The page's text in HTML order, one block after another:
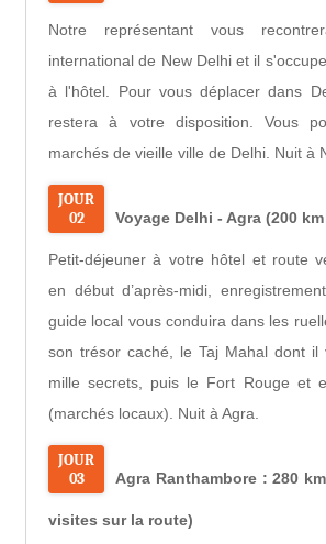
Notre représentant vous
international de New Delhi et il
à l'hôtel. Pour vous déplacer dans
restera à votre disposition. Vous
marchés de vieille ville de Delhi. Nuit à
JOUR
02
Voyage Delhi - Agra (200
Petit-déjeuner à votre hôtel et route
en début d’après-midi,
guide local vous conduira dans les
son trésor caché, le Taj Mahal dont il
mille secrets, puis le Fort Rouge et
(marchés locaux). Nuit à Agra.
JOUR
03
Agra Ranthambore : 280
visites sur la route)